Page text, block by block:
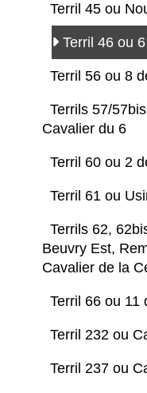
Terril 45 ou
Terril 46 ou
Terril 56 ou 8
Terrils 57/
Cavalier du 6
Terril 60 ou 2
Terril 61 ou
Terrils 62,
Beuvry Est,
Cavalier de la
Terril 66 ou 11
Terril 232 ou
Terril 237 ou